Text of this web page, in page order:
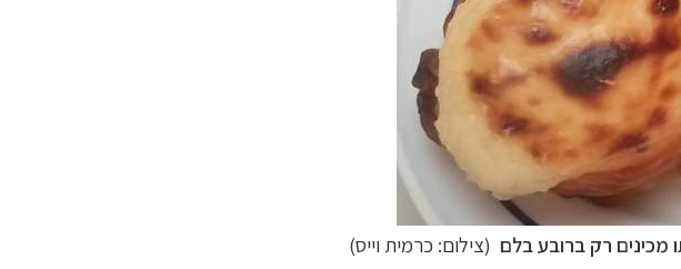
מכינים רק ברובע בלם (צילום: כרמית וייס)